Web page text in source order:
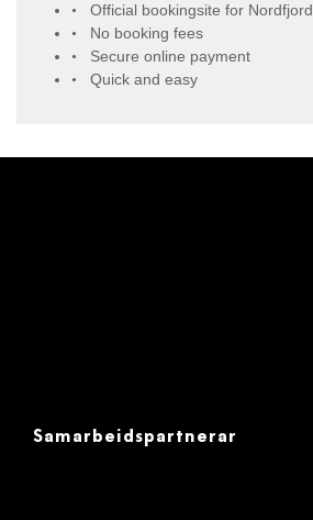
Official bookingsite for Nordfjord
No booking fees
Secure online payment
Quick and easy
Samarbeidspartnerar